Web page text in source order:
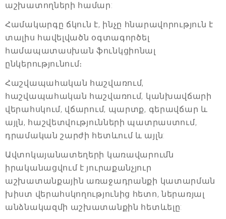
աշխատողների համար:
Համակարգը ճկուն է, ինչը հնարավորություն է
տալիս հավելվածն օգտագործել
համապատասխան ֆունկցիոնալ
ընկերությունում։
Հաշվապահական հաշվառում,
հաշվապահական հաշվառում, կանխավճարի
վերահսկում, վճարում, պարտք, գերավճար և
այլն, հաշվետվությունների պատրաստում,
դրամական շարժի հետևում և այլն:
Ավտոկայանատեղերի կառավարումն
իրականացվում է յուրաքանչյուր
աշխատանքային առաջադրանքի կատարման
խիստ վերահսկողությունից հետո, ներառյալ
անձնակազմի աշխատանքին հետևելը: